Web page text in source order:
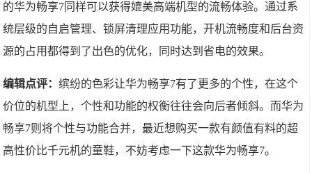
的华为畅享7同样可以获得媲美高端机型的流畅体验。通过系
统层级的自启管理、锁屏清理应用功能，开机流畅度和后台资
源的占用都得到了出色的优化，同时达到省电的效果。
编辑点评：缤纷的色彩让华为畅享7有了更多的个性，在这个
价位的机型上，个性和功能的权衡往往会向后者倾斜。而华为
畅享7则将个性与功能合并，最近想购买一款有颜值有料的超
高性价比千元机的童鞋，不妨考虑一下这款华为畅享7。